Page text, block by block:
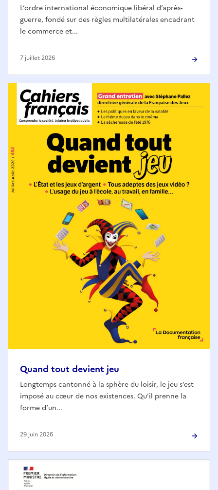
L’ordre international économique libéral d’après-
guerre, fondé sur des règles multilatérales encadrant
le commerce et...
7 juillet 2026
Quand tout devient jeu
Longtemps cantonné à la sphère du loisir, le jeu s’est
imposé au cœur de nos existences. Qu’il prenne la
forme d’un...
29 juin 2026